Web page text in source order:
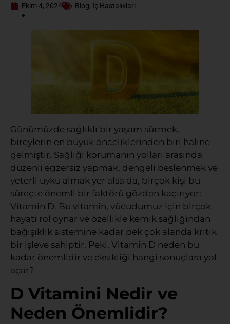
Ekim 4, 2024 Blog, İç Hastalıkları
Günümüzde sağlıklı bir yaşam sürmek,
bireylerin en büyük önceliklerinden biri haline
gelmiştir. Sağlığı korumanın yolları arasında
düzenli egzersiz yapmak, dengeli beslenmek ve
yeterli uyku almak yer alsa da, birçok kişi bu
süreçte önemli bir faktörü gözden kaçırıyor:
Vitamin D. Bu vitamin, vücudumuz için birçok
hayati rol oynar ve özellikle kemik sağlığından
bağışıklık sistemine kadar pek çok alanda kritik
bir işleve sahiptir. Peki, Vitamin D neden bu
kadar önemlidir ve eksikliği hangi sonuçlara yol
açar?
D Vitamini Nedir ve
Neden Önemlidir?